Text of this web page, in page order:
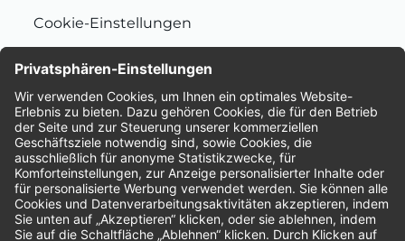
Cookie-Einstellungen
Bewertungen